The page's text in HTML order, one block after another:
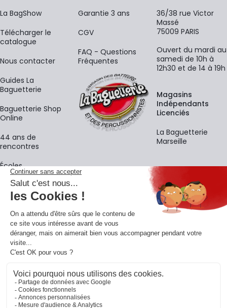
La BagShow
​Télécharger le
catalogue
Nous contacter
Guides La
Baguetterie
Baguetterie Shop
Online
44 ans de
rencontres
Écoles
Garantie 3 ans
CGV
FAQ - Questions
Fréquentes
36/38 rue Victor
Massé
75009 PARIS
Ouvert du mardi au
samedi de 10h à
12h30 et de 14 à 19h
Magasins
Indépendants
Licenciés
La Baguetterie
Marseille
La newsletter
Adresse e-mail
En vous inscrivant à notre newsletter, vous acceptez notre
confidentialité.
Retrouvons-nous sur